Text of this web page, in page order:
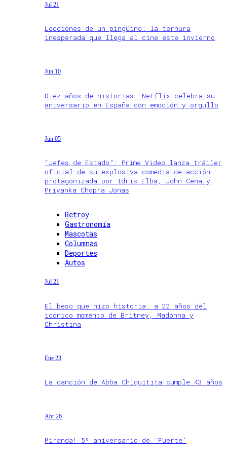
Jul 21
Lecciones de un pingüino: la ternura
inesperada que llega al cine este invierno
Jun 10
Diez años de historias: Netflix celebra su
aniversario en España con emoción y orgullo
Jun 05
“Jefes de Estado”: Prime Video lanza tráiler
oficial de su explosiva comedia de acción
protagonizada por Idris Elba, John Cena y
Priyanka Chopra Jonas
Retroy
Gastronomía
Mascotas
Columnas
Deportes
Autos
Jul 21
El beso que hizo historia: a 22 años del
icónico momento de Britney, Madonna y
Christina
Ene 23
La canción de Abba Chiquitita cumple 43 años
Abr 26
Miranda! 5º aniversario de ‘Fuerte’